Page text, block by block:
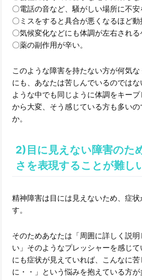
〇電話の音など、騒がしい場所に不安
〇ミスをすると具合が悪くなるほど動
〇気候変化などにも体調が左右される
〇薬の副作用が辛い。
このような障害を持たない方が何気
にも、あなたは苦しんでいるのでは
ような中でも同じように体調をキー
から大変、そう感じている方も多いの
か。
2)目に見えない障害のた
さを表現することが難し
精神障害は目には見えないため、症
す。
そのためあなたは「周囲に詳しく説
い」そのようなプレッシャーを感じ
にも症状が見えていれば、こんなに
に・・」という悩みを抱えている方が